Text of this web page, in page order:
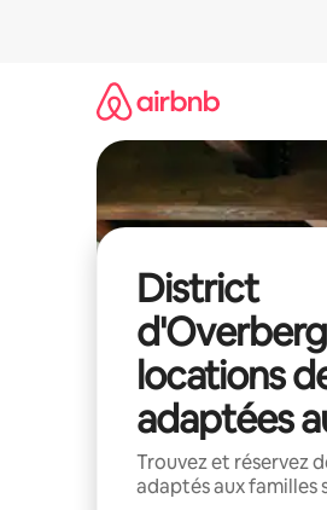
District
locations
adaptées
Trouvez et réservez
adaptés aux familles